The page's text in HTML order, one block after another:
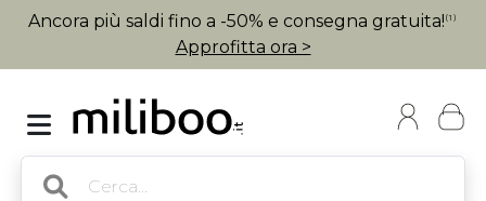
Ancora più saldi fino a -50% e consegna gratuita! (1)
Approfitta ora >